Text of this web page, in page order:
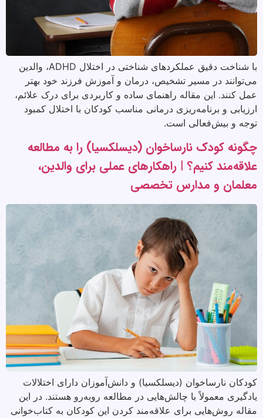
با شناخت دقیق عملکردهای شناختی در اختلال ADHD، والدین
می‌توانند در مسیر تشخیص، درمان و آموزش فرزند خود بهتر
عمل کنند. این مقاله راهنمای ساده و کاربردی برای درک علائم،
ارزیابی و برنامه‌ریزی درمانی مناسب کودکان با اختلال کمبود
توجه و بیش‌فعالی است.
چگونه کودک نارساخوان (دیسلکسیا) را به مطالعه
علاقه‌مند کنیم؟ | راهکارهای عملی برای والدین،
معلمان و مدارس تخصصی
کودکان نارساخوان (دیسلکسیا) و دانش‌آموزان دارای اختلالات
یادگیری معمولاً با چالش‌هایی در مطالعه روبه‌رو هستند. در این
مقاله روش‌هایی برای علاقه‌مند کردن این کودکان به کتاب‌خوانی